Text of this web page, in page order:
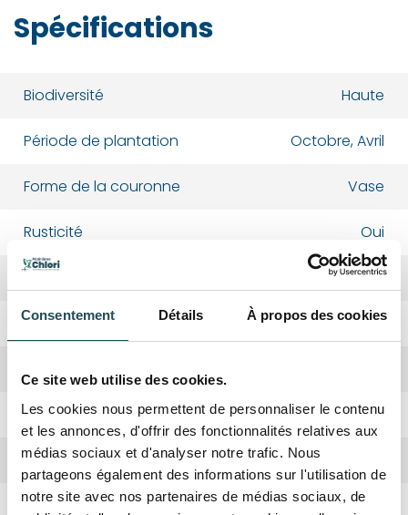
Consentement Détails À propos des cookies
Ce site web utilise des cookies.
Les cookies nous permettent de personnaliser le contenu
et les annonces, d'offrir des fonctionnalités relatives aux
médias sociaux et d'analyser notre trafic. Nous
partageons également des informations sur l'utilisation de
notre site avec nos partenaires de médias sociaux, de
Spécifications
Biodiversité Haute
Période de plantation Octobre, Avril
Forme de la couronne Vase
Rusticité Oui
Croissance Moyenne
Absorbation CO2 Haute
Taillage Hiver
Arbre nourricier
Abeilles, Papillons, Oiseaux et Êtres humains
Fruits